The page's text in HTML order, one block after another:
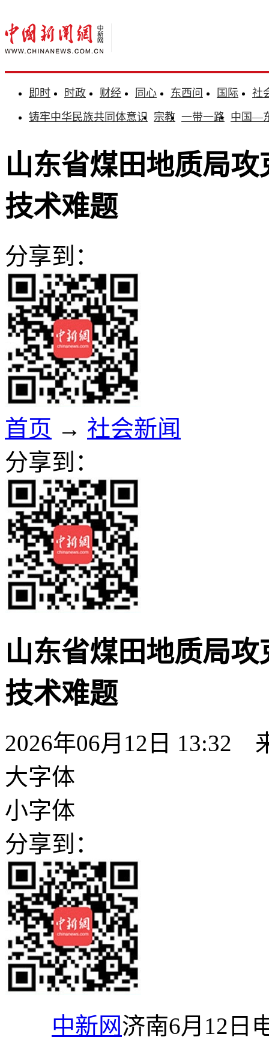
即时 时政 财经 同心 东西问 国际
社
铸牢中华民族共同体意识 宗教 一带一路 中国—
山东省煤田地质局
技术难题
分享到：
首页 → 社会新闻
分享到：
山东省煤田地质局
技术难题
2026年06月12日 13:32
大字体
小字体
分享到：
中新网济南6月12日